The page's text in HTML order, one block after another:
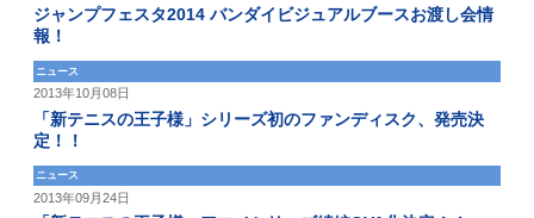
ジャンプフェスタ2014 バンダイビジュアルブースお渡し会情
報！
ニュース
2013年10月08日
「新テニスの王子様」シリーズ初のファンディスク、発売決
定！！
ニュース
2013年09月24日